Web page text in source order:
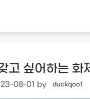
고 싶어하는
08-01 by duckqoo1